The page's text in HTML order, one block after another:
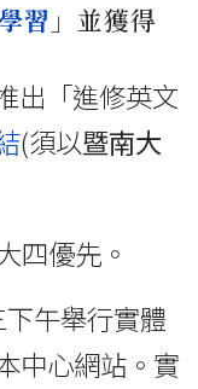
習 」並獲得
出「進修英文
(須以暨南大
四優先。
午舉行實體
中心網站。實